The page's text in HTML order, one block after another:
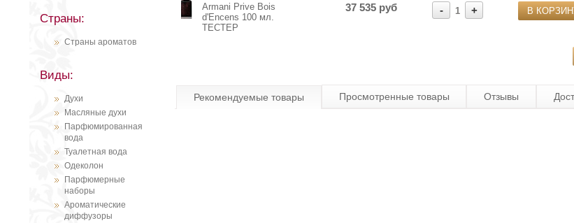
Страны:
Страны ароматов
Виды:
Духи
Масляные духи
Парфюмированная
вода
Туалетная вода
Одеколон
Парфюмерные
наборы
Ароматические
диффузоры
Armani Prive Bois
d'Encens 100 мл.
ТЕСТЕР
В
- 1 +
37 535 руб
Рекомендуемые товары Просмотренные товары Отзывы